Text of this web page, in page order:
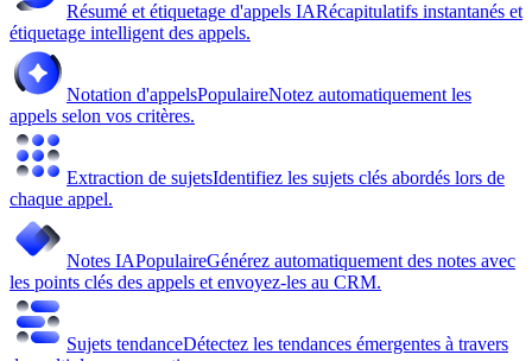
Résumé et étiquetage d'appels IARécapitulatifs instantanés et
étiquetage intelligent des appels.
Notation d'appelsPopulaireNotez automatiquement les
appels selon vos critères.
Extraction de sujetsIdentifiez les sujets clés abordés lors de
chaque appel.
Notes IAPopulaireGénérez automatiquement des notes avec
les points clés des appels et envoyez-les au CRM.
Sujets tendanceDétectez les tendances émergentes à travers